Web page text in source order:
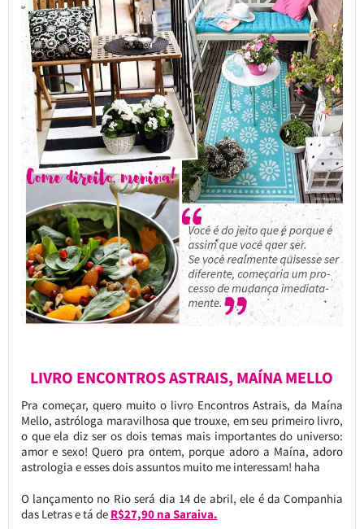
LIVRO ENCONTROS ASTRAIS, MAÍNA MELLO
Pra começar, quero muito o livro Encontros Astrais, da Maína
Mello, astróloga maravilhosa que trouxe, em seu primeiro livro,
o que ela diz ser os dois temas mais importantes do universo:
amor e sexo! Quero pra ontem, porque adoro a Maína, adoro
astrologia e esses dois assuntos muito me interessam! haha
O lançamento no Rio será dia 14 de abril, ele é da Companhia
das Letras e tá de R$27,90 na Saraiva.